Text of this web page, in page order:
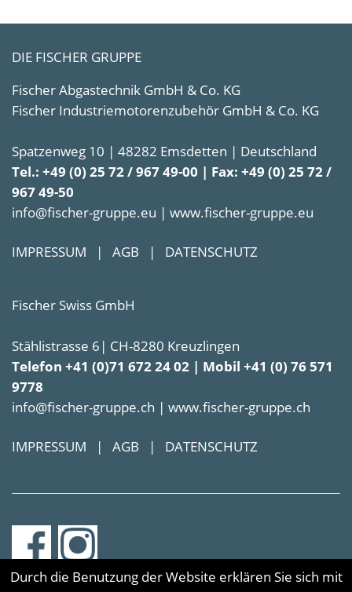
DIE FISCHER GRUPPE
Fischer Abgastechnik GmbH & Co. KG
Fischer Industriemotorenzubehör GmbH & Co. KG
Spatzenweg 10 | 48282 Emsdetten | Deutschland
Tel.: +49 (0) 25 72 / 967 49-00 | Fax: +49 (0) 25 72 /
967 49-50
info@fischer-gruppe.eu | www.fischer-gruppe.eu
IMPRESSUM | AGB | DATENSCHUTZ
Fischer Swiss GmbH
Stählistrasse 6| CH-8280 Kreuzlingen
Telefon +41 (0)71 672 24 02 | Mobil +41 (0) 76 571
9778
info@fischer-gruppe.ch | www.fischer-gruppe.ch
IMPRESSUM | AGB | DATENSCHUTZ
Durch die Benutzung der Website erklären Sie sich mit